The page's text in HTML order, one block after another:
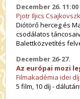
December 26. 11:00
Pjotr Iljics
Diótörő herceg és
csodálatos
Balettközvetítés
December 26-27.
Az európai mozi
Filmakadémia idei
5 film, 10 díj -